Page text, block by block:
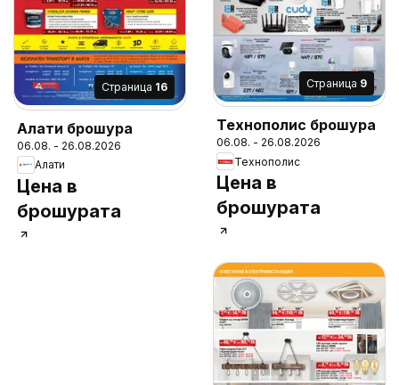
Cтраница 16
Алати брошура
06.08. - 26.08.2026
Алати
Цена в
брошурата
Cтраница 9
Технополис брошура
06.08. - 26.08.2026
Технополис
Цена в
брошурата